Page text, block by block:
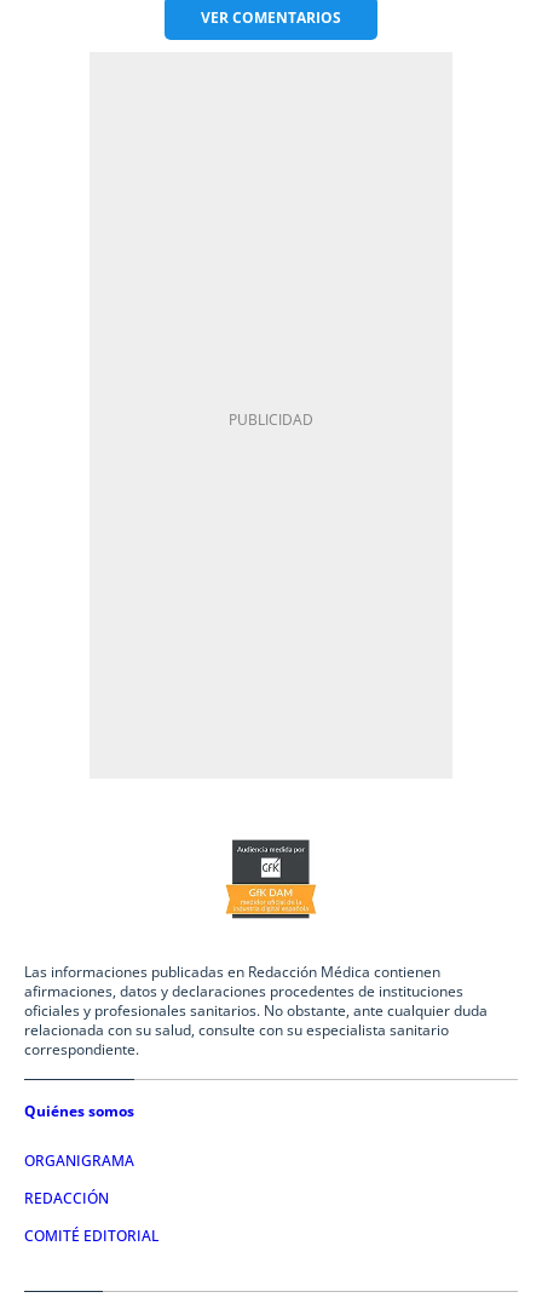
VERCOMENTARIOS
Las informaciones publicadas en Redacción Médica contienen
afirmaciones, datos y declaraciones procedentes de instituciones
oficiales y profesionales sanitarios. No obstante, ante cualquier duda
relacionada con su salud, consulte con su especialista sanitario
correspondiente.
Quiénes somos
ORGANIGRAMA
REDACCIÓN
COMITÉ EDITORIAL